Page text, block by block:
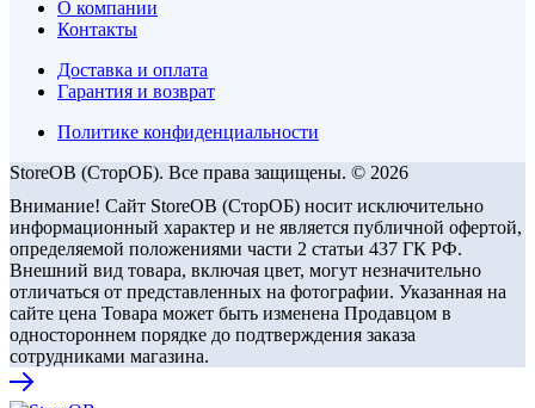
О компании
Контакты
Доставка и оплата
Гарантия и возврат
Политике конфиденциальности
StoreOB (CторОБ). Все права защищены. © 2026
Внимание! Сайт StoreOB (СторОБ) носит исключительно
информационный характер и не является публичной офертой,
определяемой положениями части 2 статьи 437 ГК РФ.
Внешний вид товара, включая цвет, могут незначительно
отличаться от представленных на фотографии. Указанная на
сайте цена Товара может быть изменена Продавцом в
одностороннем порядке до подтверждения заказа
сотрудниками магазина.